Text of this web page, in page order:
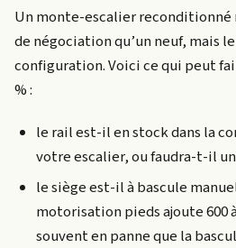
Un monte-escalier reconditionné
de négociation qu’un neuf, mais
configuration. Voici ce qui peut
% :
le rail est-il en stock dans la
votre escalier, ou faudra-t-il
le siège est-il à bascule
motorisation pieds ajoute 600
souvent en panne que la